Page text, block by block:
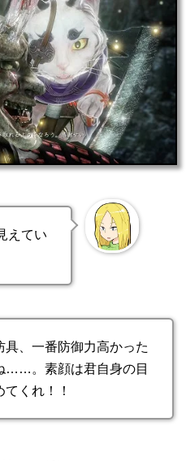
えてい
具、一番防御力高かった
……。素顔は君自身の目
てくれ！！